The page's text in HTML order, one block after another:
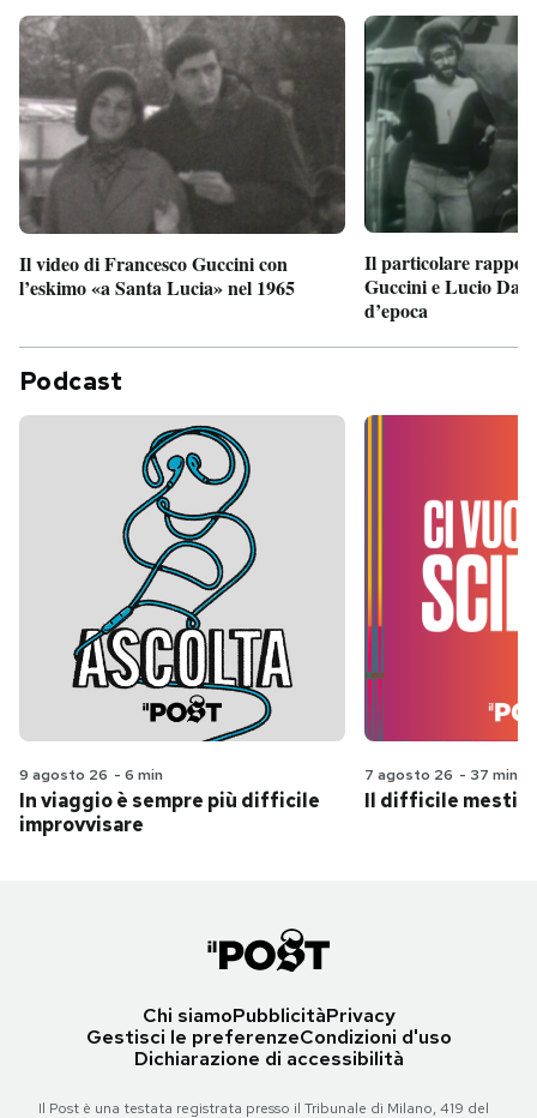
Il video di Francesco Guccini con
l’eskimo «a Santa Lucia» nel 1965
Il particolare
Guccini e Lucio
d’epoca
Podcast
9 agosto 26 - 6 min
In viaggio è sempre più difficile
improvvisare
7 agosto 26 - 37 min
Il difficile
Chi siamoPubblicitàPrivacy
Gestisci le preferenzeCondizioni d'uso
Dichiarazione di accessibilità
Il Post è una testata registrata presso il Tribunale di Milano, 419 del